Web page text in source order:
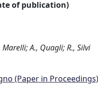
of publication)
A., Quagli; R., Silvi
(Paper in Proceedings)